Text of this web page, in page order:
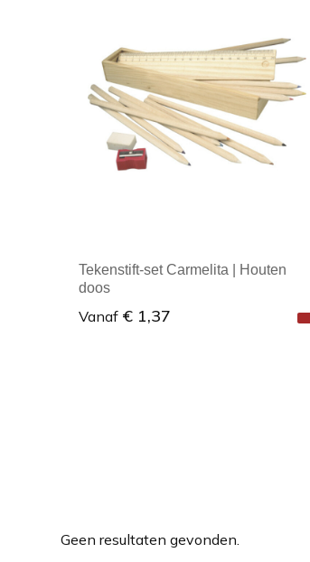
Tekenstift-set Carmelita | Houten
doos
Vanaf € 1,37
Geen resultaten gevonden.